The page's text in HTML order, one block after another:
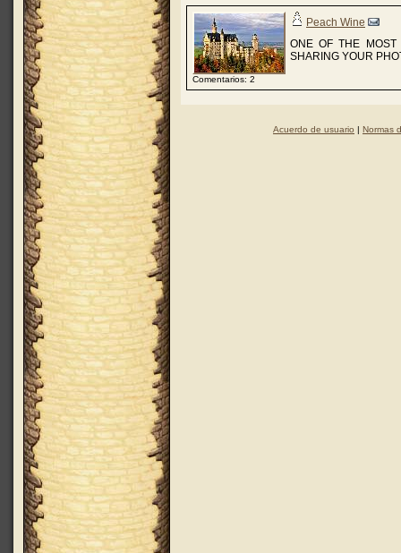
Comentarios: 2
Peach Wine
ONE OF THE MOST
SHARING YOUR
Acuerdo de usuario | Normas